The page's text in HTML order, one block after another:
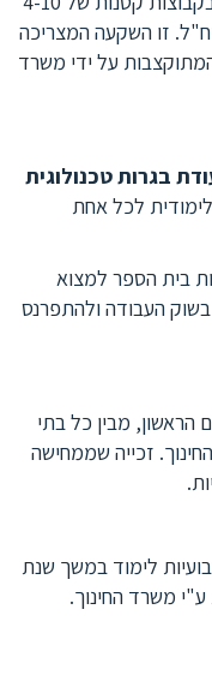
זו השקעה המצריכה
על ידי משרד
בגרות טכנולוגית
לכל אחת
בית הספר למצוא
העבודה ולהתפרנס
הראשון, מבין כל בתי
זכייה שממחישה
מדי שנה כ- 78 שעות שבועיות לימוד במשך שנת
משרד החינוך.